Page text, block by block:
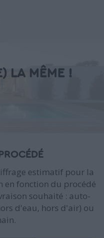
LA MÊME !
estimatif pour la
en fonction du procédé
souhaité : auto-
d'eau, hors d'air) ou